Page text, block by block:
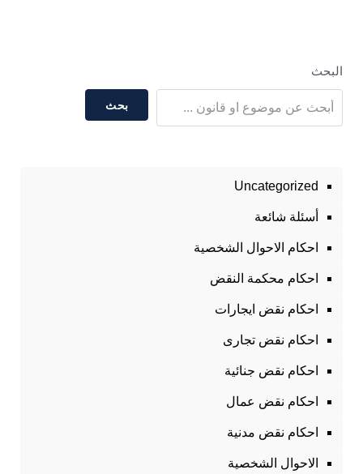
البحث
بحث
Uncategorized
أسئلة شائعة
احكام الاحوال الشخصية
احكام محكمة النقض
احكام نقض ايجارات
احكام نقض تجارى
احكام نقض جنائية
احكام نقض عمال
احكام نقض مدنية
الاحوال الشخصية